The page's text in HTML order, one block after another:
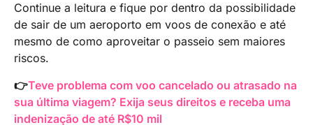
Continue a leitura e fique por dentro da possibilidade
de sair de um aeroporto em voos de conexão e até
mesmo de como aproveitar o passeio sem maiores
riscos.
👉Teve problema com voo cancelado ou atrasado na
sua última viagem? Exija seus direitos e receba uma
indenização de até R$10 mil